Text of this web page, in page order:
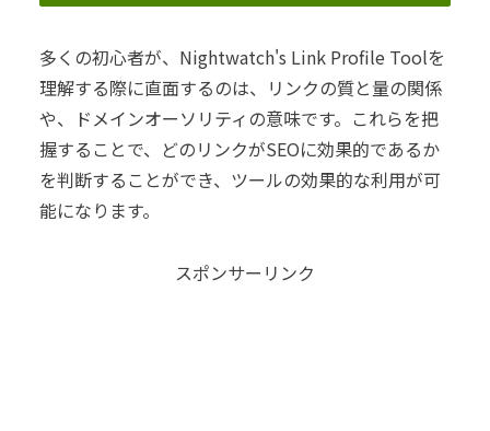
多くの初心者が、Nightwatch's Link Profile Toolを
理解する際に直面するのは、リンクの質と量の関係
や、ドメインオーソリティの意味です。これらを把
握することで、どのリンクがSEOに効果的であるか
を判断することができ、ツールの効果的な利用が可
能になります。
スポンサーリンク